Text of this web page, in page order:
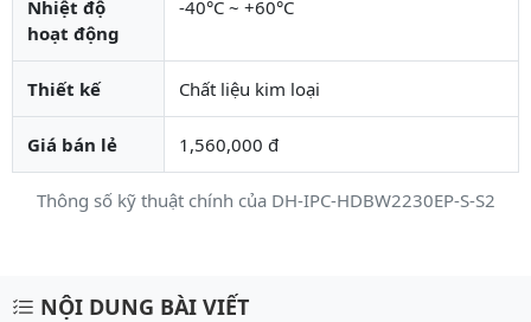
Thông số kỹ thuật chính của DH-IPC-HDBW2230EP-S-S2
Nhiệt độ
hoạt động
-40°C ~ +60°C
Thiết kế Chất liệu kim loại
Giá bán lẻ 1,560,000 đ
Mô tả chi tiết sản phẩm
NỘI DUNG BÀI VIẾT